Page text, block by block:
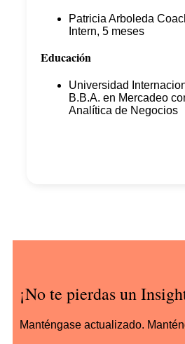
Patricia Arboleda
Intern, 5 meses
Educación
Universidad
B.B.A. en Mercadeo
Analítica de Negocios
¡No te pierdas un
Manténgase actualizado.